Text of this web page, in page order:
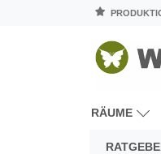
RÄUME